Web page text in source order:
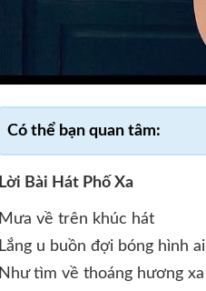
Lời Bài Hát Phố Xa
Mưa về trên khúc hát
Lắng u buồn đợi bóng hình ai
Như tìm về thoáng hương xa